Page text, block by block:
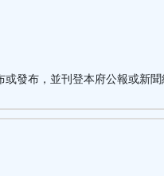
發布，並刊登本府公報或新聞